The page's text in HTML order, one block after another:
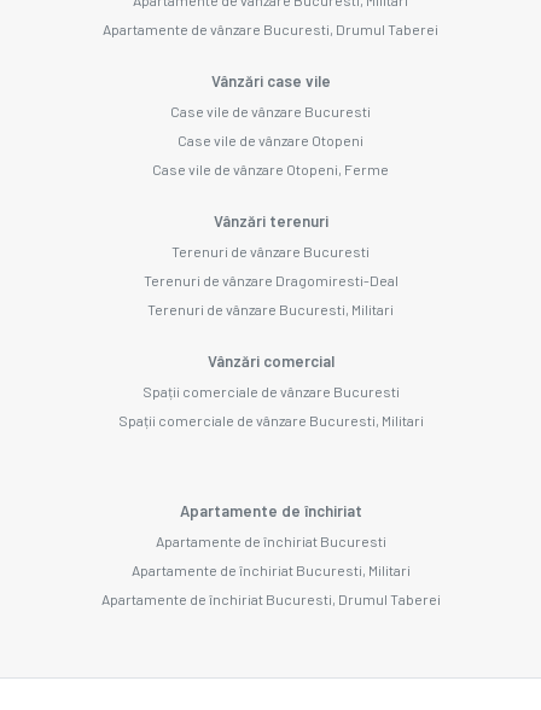
Apartamente de vânzare Bucuresti, Drumul Taberei
Vânzări case vile
Case vile de vânzare Bucuresti
Case vile de vânzare Otopeni
Case vile de vânzare Otopeni, Ferme
Vânzări terenuri
Terenuri de vânzare Bucuresti
Terenuri de vânzare Dragomiresti-Deal
Terenuri de vânzare Bucuresti, Militari
Vânzări comercial
Spații comerciale de vânzare Bucuresti
Spații comerciale de vânzare Bucuresti, Militari
Apartamente de închiriat
Apartamente de închiriat Bucuresti
Apartamente de închiriat Bucuresti, Militari
Apartamente de închiriat Bucuresti, Drumul Taberei